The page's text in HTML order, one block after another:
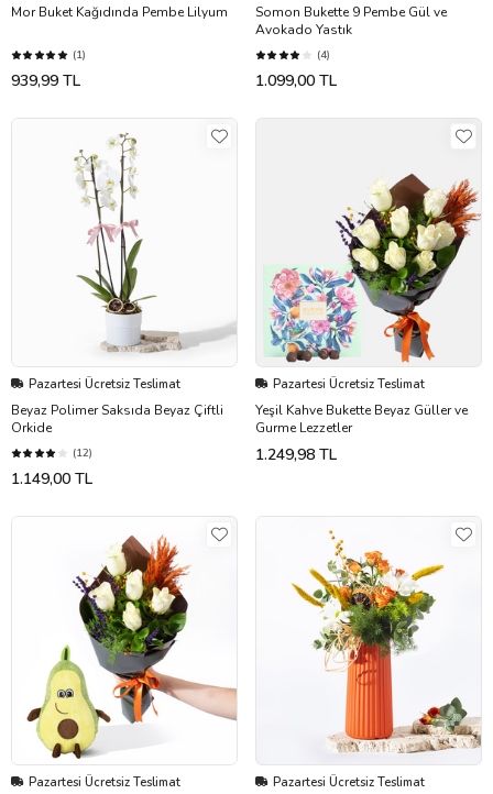
Mor Buket Kağıdında Pembe Lilyum
(1)
939,99 TL
Somon Bukette 9 Pembe Gül ve
Avokado Yastık
(4)
1.099,00 TL
Pazartesi Ücretsiz Teslimat
Beyaz Polimer Saksıda Beyaz Çiftli
Orkide
(12)
1.149,00 TL
Pazartesi Ücretsiz Teslimat
Yeşil Kahve Bukette Beyaz Güller ve
Gurme Lezzetler
1.249,98 TL
Pazartesi Ücretsiz Teslimat Pazartesi Ücretsiz Teslimat